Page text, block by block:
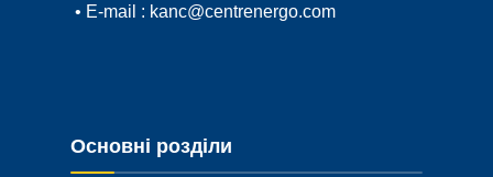
• E-mail : kanc@centrenergo.com
Основні розділи